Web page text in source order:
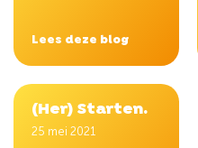
Lees deze blog
(Her) Starten.
25 mei 2021